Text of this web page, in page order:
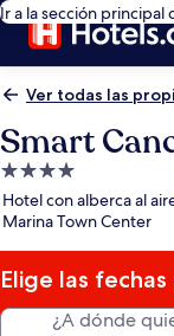
Ir a la sección principal
Ver todas las
Smart
Propiedad
de
4.0
estrellas
Hotel con alberca al
Marina Town Center
Elige las
¿A dónde